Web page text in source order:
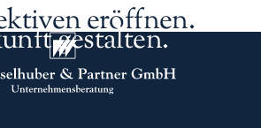
eröffnen.
gestalten.